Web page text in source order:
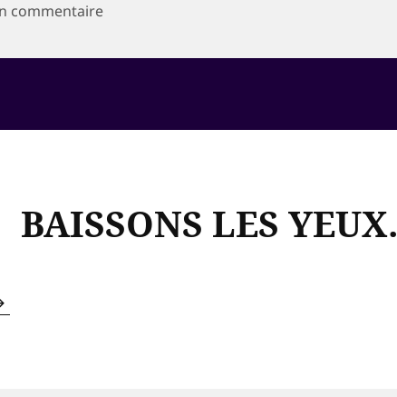
commentairesur Comme un singe
LES YEUX.